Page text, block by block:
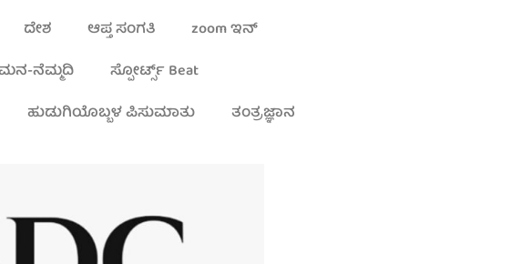
ದೇಶ ಆಪ್ತ ಸಂಗತಿ
zoom ಇನ್
ನೆಮ್ಮದಿ
ಸ್ಪೋರ್ಟ್ಸ್ Beat
ಹುಡುಗಿಯೊಬ್ಬಳ ಪಿಸುಮಾತು ತಂತ್ರಜ್ಞಾನ